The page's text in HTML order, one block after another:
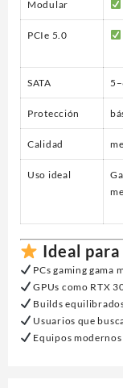
Modular
PCIe 5.0
SATA
Protección
Calidad
Uso ideal
Ideal para
PCs gaming gama
GPUs como RTX
Builds
Usuarios que
Equipos